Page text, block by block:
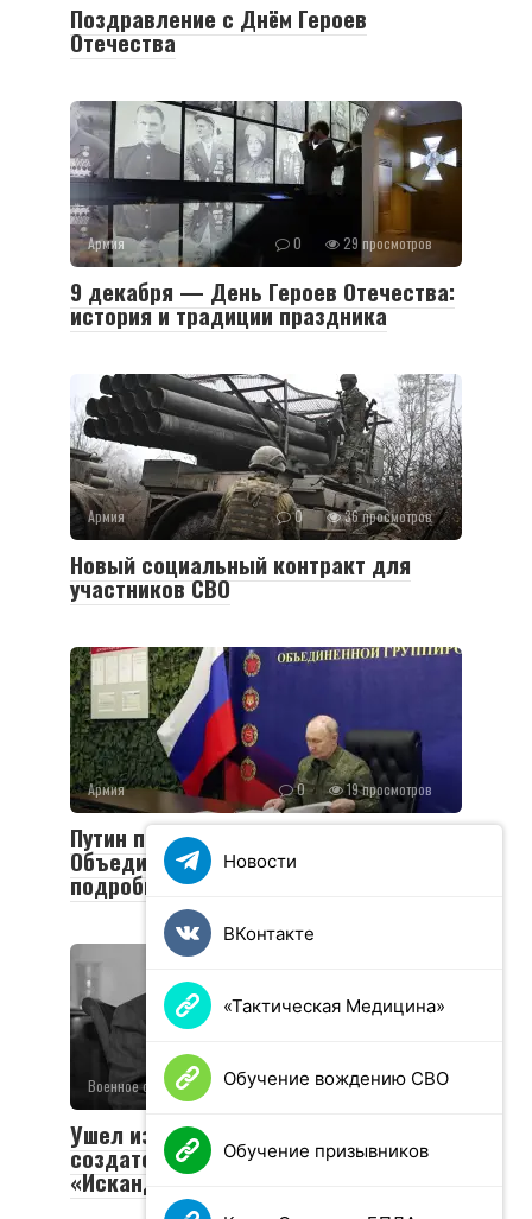
Поздравление с Днём Героев
Отечества
Армия 0 29 просмотров
9 декабря — День Героев Отечества:
история и традиции праздника
Армия 0 36 просмотров
Новый социальный контракт для
участников СВО
Армия 0 19 просмотров
Путин посетил пункт управления
Объединенной группировки войск:
подробности визита
Военное обозрение 0 49 просмотров
Ушел из жизни Валериан Соболев —
создатель легендарных «Тополей» и
«Искандеров»
Новости
ВКонтакте
«Тактическая Медицина»
Обучение вождению СВО
Обучение призывников